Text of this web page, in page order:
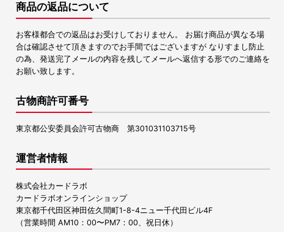
商品の返品について
お客様都合での返品はお受けしておりません。 お届け商品が異なる場
合は確認させて頂きますのでお手間ではございますが なりすまし防止
の為、発送完了メールの内容を残してメールへ返信する形でのご連絡を
お願い致します。
古物商許可番号
東京都公安委員会許可古物商 第301031103715号
運営者情報
株式会社カードラボ
カードラボオンラインショップ
東京都千代田区神田佐久間町1-8-4ニュー千代田ビル4F
（営業時間 AM10：00〜PM7：00、祝日休）